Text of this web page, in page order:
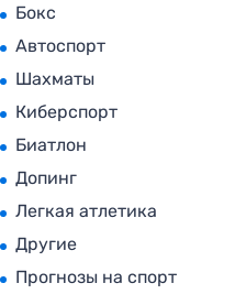
Бокс
Автоспорт
Шахматы
Киберспорт
Биатлон
Допинг
Легкая атлетика
Другие
Прогнозы на спорт